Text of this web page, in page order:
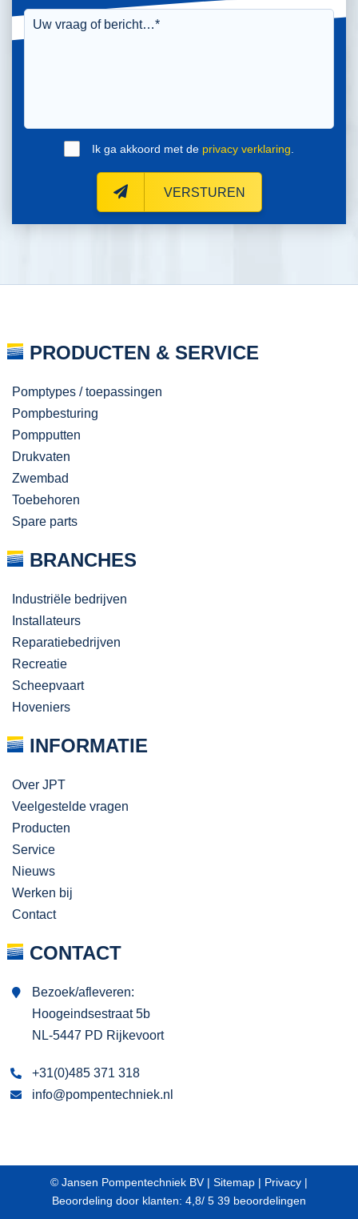
Ik ga akkoord met de privacy verklaring
VERSTUREN
PRODUCTEN & SERVICE
Pomptypes / toepassingen
Pompbesturing
Pompputten
Drukvaten
Zwembad
Toebehoren
Spare parts
BRANCHES
Industriële bedrijven
Installateurs
Reparatiebedrijven
Recreatie
Scheepvaart
Hoveniers
INFORMATIE
Over JPT
Veelgestelde vragen
Producten
Service
Nieuws
Werken bij
Contact
CONTACT
Bezoek/afleveren:
Hoogeindsestraat 5b
NL-5447 PD Rijkevoort
+31(0)485 371 318
info@pompentechniek.nl
© Jansen Pompentechniek BV | Sitemap | Privacy |
Beoordeling door klanten: 4,8/ 5 39 beoordelingen